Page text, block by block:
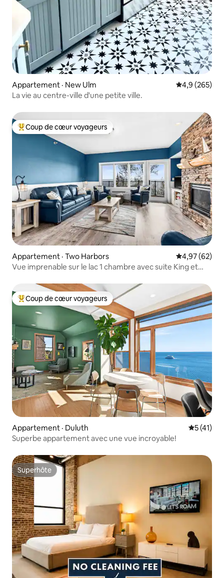
Appartement · New Ulm Note
4,9 (265)
La vie au centre-ville d'une petite ville.
Coup de cœur voyageurs parmi les plus aimés
Coup de cœur voyageurs
Appartement · Two Harbors Note
4,97 (62)
Vue imprenable sur le lac 1 chambre avec suite King et
Coup de cœur voyageurs parmi les plus aimés
Coup de cœur voyageurs
Appartement · Duluth Note
5 (41)
Superbe appartement avec une vue incroyable!
Superhôte
Superhôte